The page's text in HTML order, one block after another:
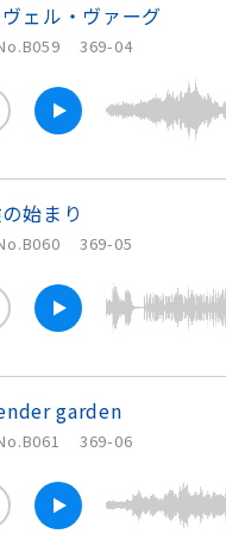
ェル・ヴァーグ
369-04
始まり
369-05
garden
369-06